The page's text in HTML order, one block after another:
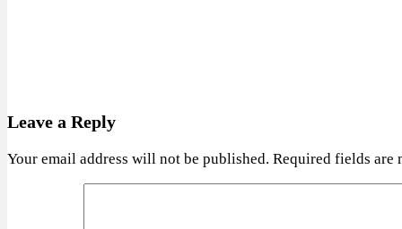
Leave a Reply
Your email address will not be published. Required fields are